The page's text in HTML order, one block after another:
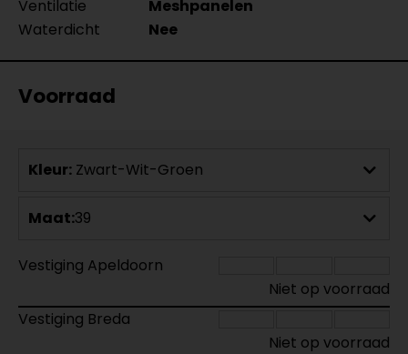
Ventilatie
Meshpanelen
Waterdicht
Nee
Voorraad
Kleur: Zwart-Wit-Groen
Maat:39
Vestiging Apeldoorn
Niet op voorraad
Vestiging Breda
Niet op voorraad